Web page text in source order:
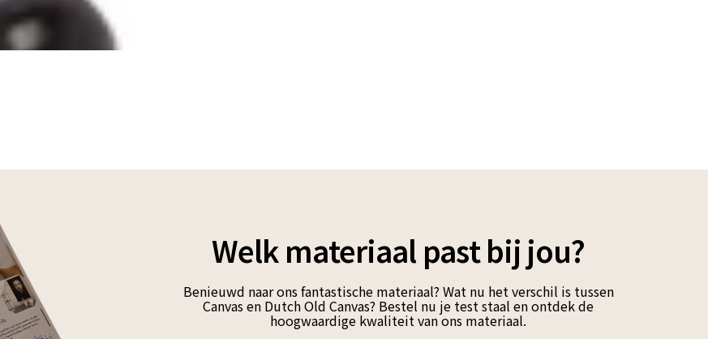
Welk materiaal past bij jou?
Benieuwd naar ons fantastische materiaal? Wat nu het verschil is tussen
Canvas en Dutch Old Canvas? Bestel nu je test staal en ontdek de
hoogwaardige kwaliteit van ons materiaal.